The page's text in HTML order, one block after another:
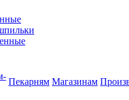
Пекарням Магазинам